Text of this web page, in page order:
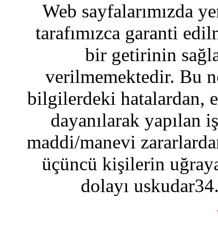
Web sayfalarımızda
tarafımızca garanti
bir getirinin
verilmemektedir. Bu
bilgilerdeki hatalardan,
dayanılarak yapılan
maddi/manevi
üçüncü kişilerin
dolayı